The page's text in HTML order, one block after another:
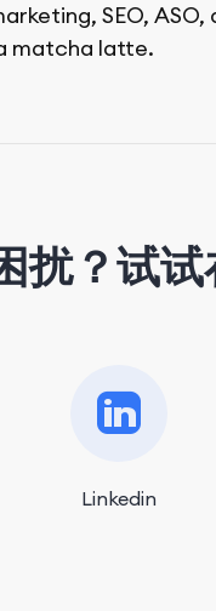
SEO,
matcha latte.
扰？试
Linkedin